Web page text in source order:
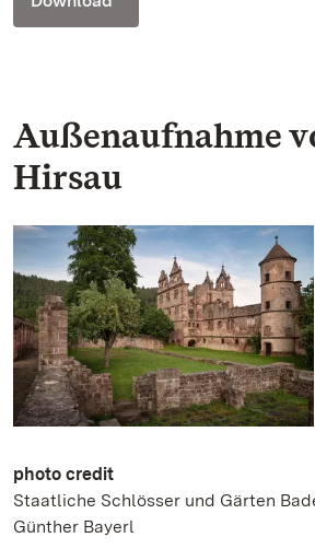
Außenaufnahme
Hirsau
photo credit
Staatliche Schlösser und Gärten
Günther Bayerl